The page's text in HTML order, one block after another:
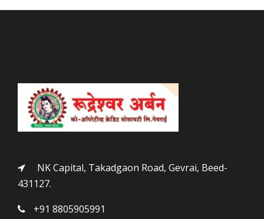
NK Capital, Takadgaon Road, Gevrai, Beed-
431127.
+91 8805905991